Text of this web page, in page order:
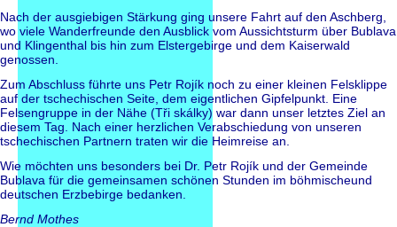
Nach der ausgiebigen Stärkung ging unsere Fahrt auf den Aschberg,
wo viele Wanderfreunde den Ausblick vom Aussichtsturm über Bublava
und Klingenthal bis hin zum Elstergebirge und dem Kaiserwald
genossen.
Zum Abschluss führte uns Petr Rojík noch zu einer kleinen Felsklippe
auf der tschechischen Seite, dem eigentlichen Gipfelpunkt. Eine
Felsengruppe in der Nähe (Tři skálky) war dann unser letztes Ziel an
diesem Tag. Nach einer herzlichen Verabschiedung von unseren
tschechischen Partnern traten wir die Heimreise an.
Wie möchten uns besonders bei Dr. Petr Rojík und der Gemeinde
Bublava für die gemeinsamen schönen Stunden im böhmischeund
deutschen Erzbebirge bedanken.
Bernd Mothes